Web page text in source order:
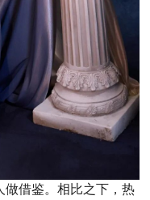
做借鉴。相比之下，热